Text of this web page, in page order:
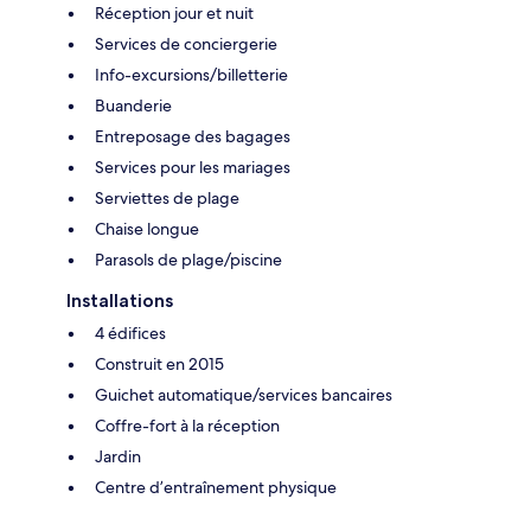
Réception jour et nuit
Services de conciergerie
Info-excursions/billetterie
Buanderie
Entreposage des bagages
Services pour les mariages
Serviettes de plage
Chaise longue
Parasols de plage/piscine
Installations
4 édifices
Construit en 2015
Guichet automatique/services bancaires
Coffre-fort à la réception
Jardin
Centre d’entraînement physique